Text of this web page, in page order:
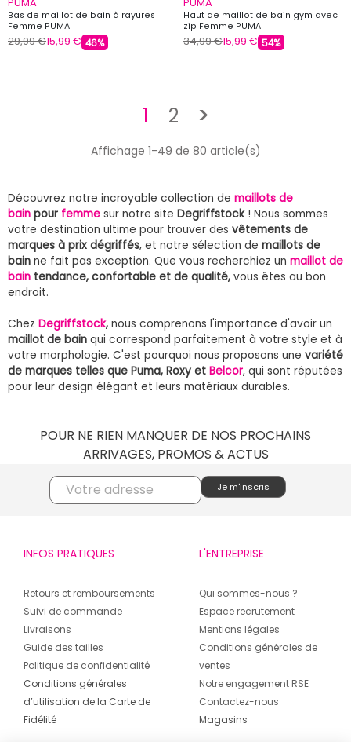
Bas de maillot de bain à rayures
Femme PUMA
29,99 €15,99 € 46%
Haut de maillot de bain gym avec
zip Femme PUMA
34,99 €15,99 € 54%
1 2 >
Affichage 1-49 de 80 article(s)
Découvrez notre incroyable collection de maillots de
bain pour femme sur notre site Degriffstock! Nous sommes
votre destination ultime pour trouver des vêtements de
marques à prix dégriffés, et notre sélection de maillots de
bain ne fait pas exception. Que vous recherchiez un maillot de
bain tendance, confortable et de qualité, vous êtes au bon
endroit.
Chez Degriffstock, nous comprenons l'importance d'avoir un
maillot de bain qui correspond parfaitement à votre style et à
votre morphologie. C'est pourquoi nous proposons une variété
de marques telles que Puma, Roxy et Belcor, qui sont réputées
pour leur design élégant et leurs matériaux durables.
POUR NE RIEN MANQUER DE NOS PROCHAINS
ARRIVAGES, PROMOS & ACTUS
INFOS PRATIQUES
Retours et remboursements
Suivi de commande
Livraisons
Guide des tailles
Politique de confidentialité
Conditions générales
d’utilisation de la Carte de
Fidélité
L'ENTREPRISE
Qui sommes-nous ?
Espace recrutement
Mentions légales
Conditions générales de
ventes
Notre engagement RSE
Contactez-nous
Magasins